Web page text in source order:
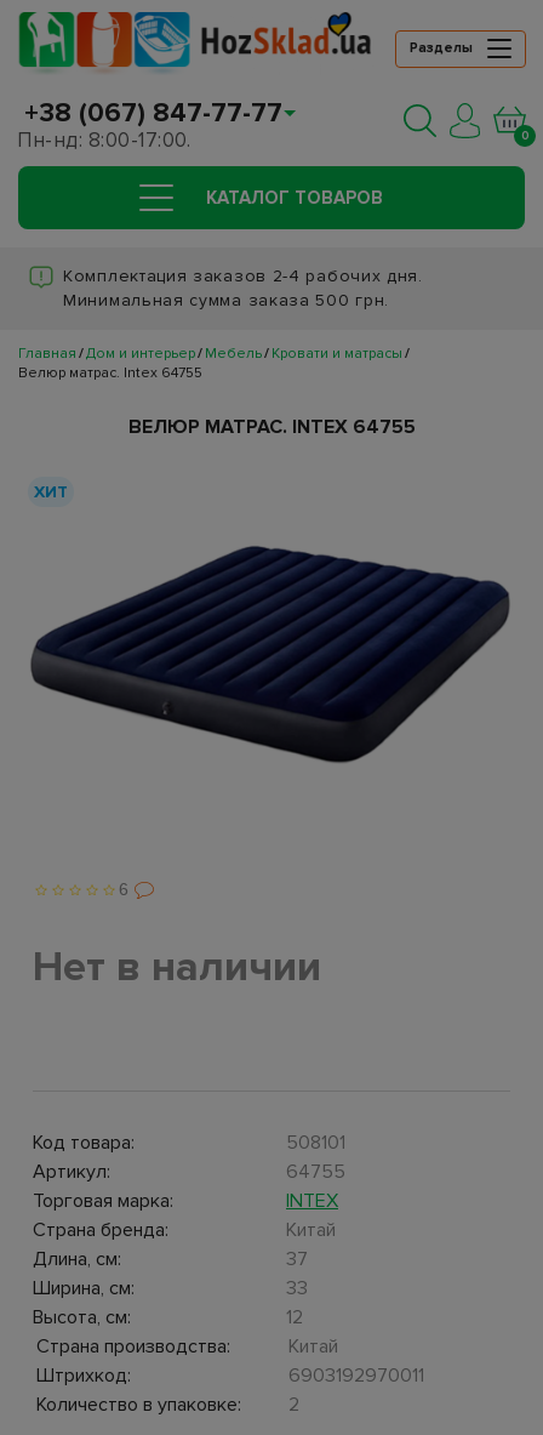
Разделы
+38 (067) 847-77-77
Пн-нд: 8:00-17:00. 0
КАТАЛОГ ТОВАРОВ
Комплектация заказов 2-4 рабочих дня.
Минимальная сумма заказа 500 грн.
Главная Дом и интерьер Мебель Кровати и матрасы
Велюр матрас. Intex 64755
ВЕЛЮР МАТРАС. INTEX 64755
ХИТ
6
Нет в наличии
Код товара:
508101
Артикул:
64755
Торговая марка:
INTEX
Страна бренда:
Китай
Длина, см:
37
Ширина, см:
33
Высота, см:
12
Страна производства:
Китай
Штрихкод:
6903192970011
Количество в упаковке:
2